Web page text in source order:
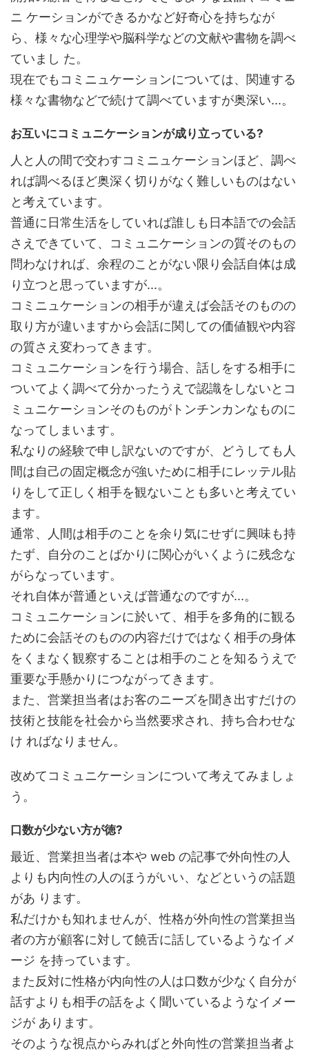
ニ ケーションができるかなど好奇心を持ちなが
ら、様々な心理学や脳科学などの文献や書物を調べ
ていまし た。
現在でもコミニュケーションについては、関連する
様々な書物などで続けて調べていますが奥深い...。
お互いにコミュニケーションが成り立っている?
人と人の間で交わすコミニュケーションほど、調べ
れば調べるほど奥深く切りがなく難しいものはない
と考えています。
普通に日常生活をしていれば誰しも日本語での会話
さえできていて、コミュニケーションの質そのもの
問わなければ、余程のことがない限り会話自体は成
り立つと思っていますが...。
コミニュケーションの相手が違えば会話そのものの
取り方が違いますから会話に関しての価値観や内容
の質さえ変わってきます。
コミュニケーションを行う場合、話しをする相手に
ついてよく調べて分かったうえで認識をしないとコ
ミュニケーションそのものがトンチンカンなものに
なってしまいます。
私なりの経験で申し訳ないのですが、どうしても人
間は自己の固定概念が強いために相手にレッテル貼
りをして正しく相手を観ないことも多いと考えてい
ます。
通常、人間は相手のことを余り気にせずに興味も持
たず、自分のことばかりに関心がいくように残念な
がらなっています。
それ自体が普通といえば普通なのですが...。
コミュニケーションに於いて、相手を多角的に観る
ために会話そのものの内容だけではなく相手の身体
をくまなく観察することは相手のことを知るうえで
重要な手懸かりにつながってきます。
また、営業担当者はお客のニーズを聞き出すだけの
技術と技能を社会から当然要求され、持ち合わせな
け ればなりません。
改めてコミュニケーションについて考えてみましょ
う。
口数が少ない方が徳?
最近、営業担当者は本や web の記事で外向性の人
よりも内向性の人のほうがいい、などというの話題
があ ります。
私だけかも知れませんが、性格が外向性の営業担当
者の方が顧客に対して饒舌に話しているようなイメ
ージ を持っています。
また反対に性格が内向性の人は口数が少なく自分が
話すよりも相手の話をよく聞いているようなイメー
ジが あります。
そのような視点からみればと外向性の営業担当者よ